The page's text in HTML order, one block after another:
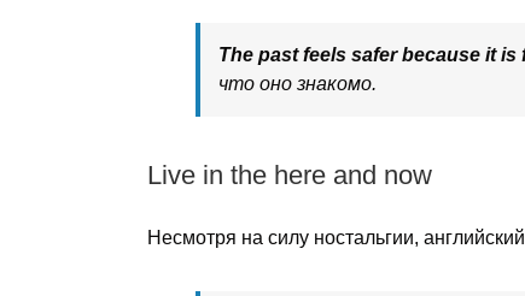
The past feels safer because it is
что оно знакомо.
Live in the here and now
Несмотря на силу ностальгии,